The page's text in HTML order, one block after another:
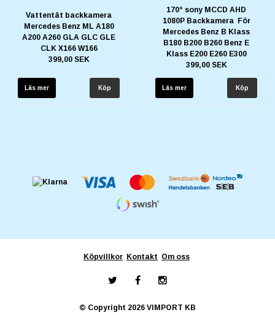
Vattentät backkamera
Mercedes Benz ML A180
A200 A260 GLA GLC GLE
CLK X166 W166
399,00 SEK
Läs mer
170° sony MCCD AHD
1080P Backkamera För
Mercedes Benz B Klass
B180 B200 B260 Benz E
Klass E200 E260 E300
399,00 SEK
Läs mer
Köpvillkor Kontakt Om oss
© Copyright 2026 VIMPORT KB